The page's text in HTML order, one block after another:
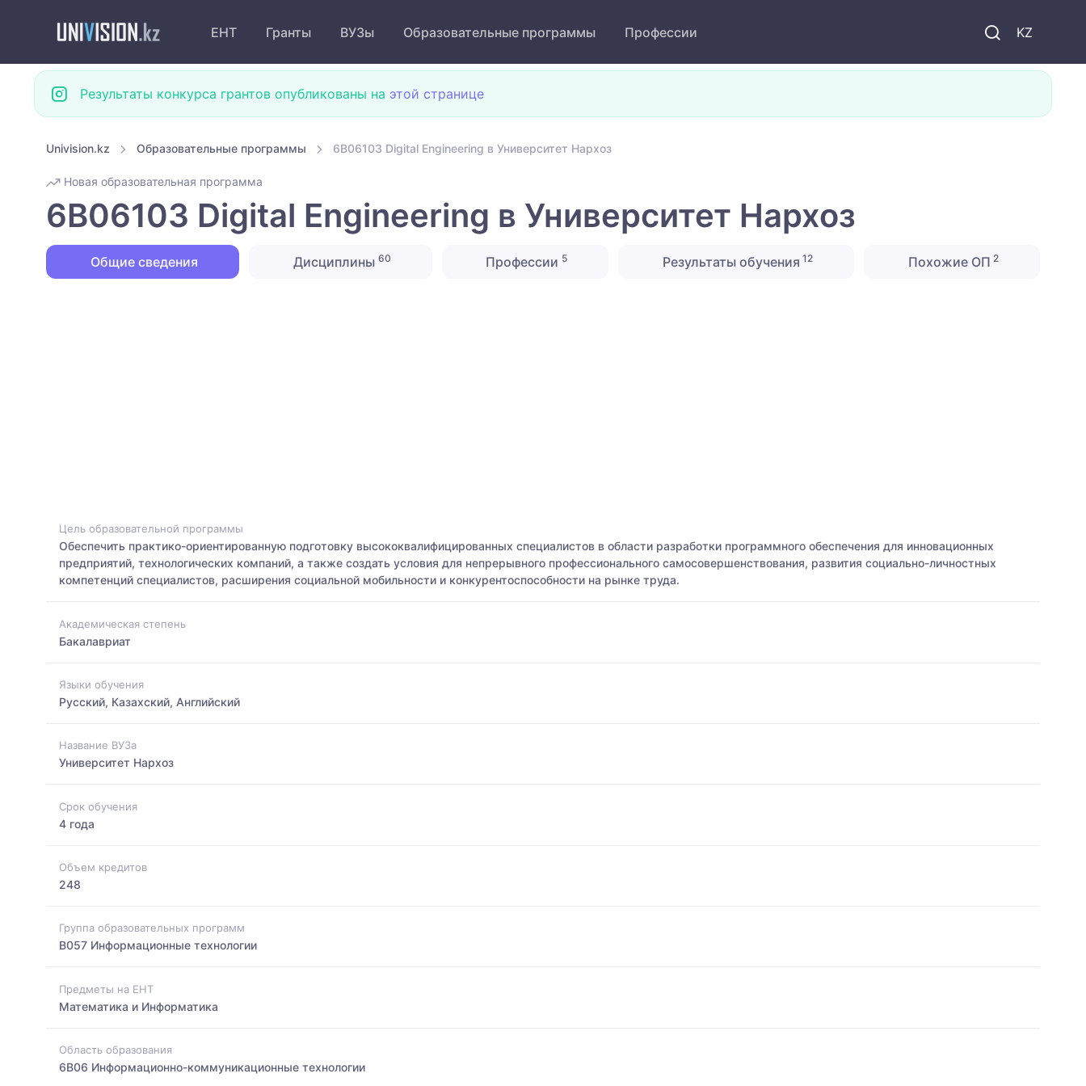
KZ
ЕНТ Гранты ВУЗы Образовательные программы Профессии
Результаты конкурса грантов опубликованы на этой странице
Univision.kz Образовательные программы 6B06103 Digital Engineering в Университет Нархоз
Новая образовательная программа
6B06103 Digital Engineering в Университет Нархоз
Общие сведения Дисциплины 60 Профессии 5 Результаты обучения 12 Похожие ОП 2
Цель образовательной программы
Обеспечить практико-ориентированную подготовку высококвалифицированных специалистов в области разработки программного обеспечения для инновационных
предприятий, технологических компаний, а также создать условия для непрерывного профессионального самосовершенствования, развития социально-личностных
компетенций специалистов, расширения социальной мобильности и конкурентоспособности на рынке труда.
Академическая степень
Бакалавриат
Языки обучения
Русский, Казахский, Английский
Название ВУЗа
Университет Нархоз
Срок обучения
4 года
Объем кредитов
248
Группа образовательных программ
B057 Информационные технологии
Предметы на ЕНТ
Математика и Информатика
Область образования
6B06 Информационно-коммуникационные технологии